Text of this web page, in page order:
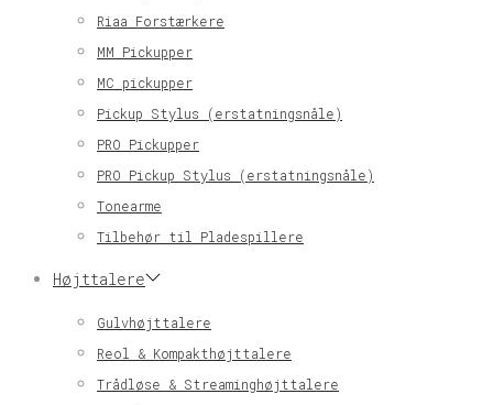
Riaa Forstærkere
MM Pickupper
MC pickupper
Pickup Stylus (erstatningsnåle)
PRO Pickupper
PRO Pickup Stylus (erstatningsnåle)
Tonearme
Tilbehør til Pladespillere
Højttalere
Gulvhøjttalere
Reol & Kompakthøjttalere
Trådløse & Streaminghøjttalere